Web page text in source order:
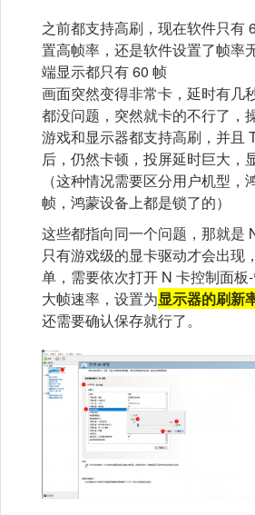
之前都支持高刷，现在软件只有
置高帧率，还是软件设置了帧率
端显示都只有 60 帧
画面突然变得非常卡，延时有几
都没问题，突然就卡的不行了，
游戏和显示器都支持高刷，并且
后，仍然卡顿，投屏延时巨大，
（这种情况需要区分用户机型，
帧，鸿蒙设备上都是锁了的）
这些都指向同一个问题，那就是
只有游戏级的显卡驱动才会出现
单，需要依次打开 N 卡控制面板
大帧速率，设置为显示器的刷新
还需要确认保存就行了。